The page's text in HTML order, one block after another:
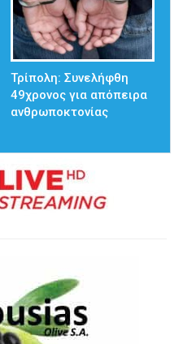
Τρίπολη: Συνελήφθη
49χρονος για απόπειρα
ανθρωποκτονίας